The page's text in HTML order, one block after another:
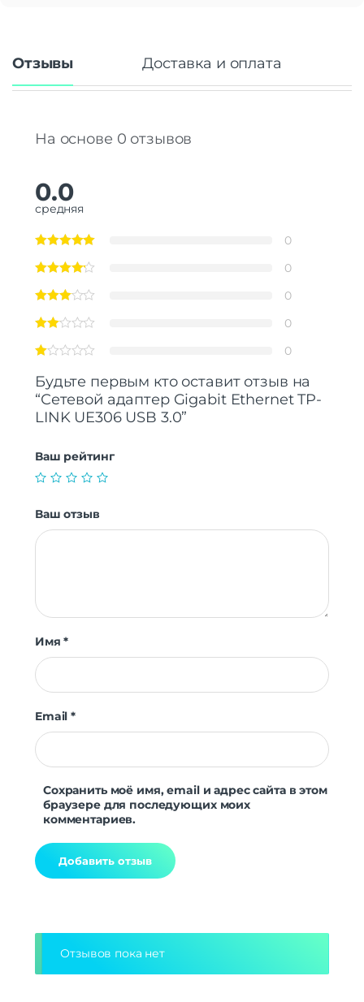
Отзывы Доставка и оплата
На основе 0 отзывов
0.0
средняя
0
0
0
0
0
Будьте первым кто оставит отзыв на
“Сетевой адаптер Gigabit Ethernet TP-
LINK UE306 USB 3.0”
Ваш рейтинг
Ваш отзыв
Имя*
Email*
Сохранить моё имя, email и адрес сайта в этом
браузере для последующих моих
комментариев.
Отзывов пока нет